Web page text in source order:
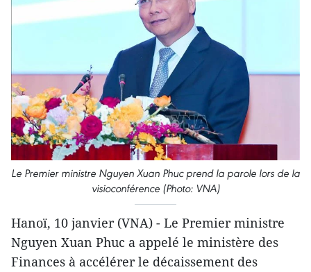
Le Premier ministre Nguyen Xuan Phuc prend la parole lors de la
visioconférence (Photo: VNA)
Hanoï, 10 janvier (VNA) - Le Premier ministre
Nguyen Xuan Phuc a appelé le ministère des
Finances à accélérer le décaissement des